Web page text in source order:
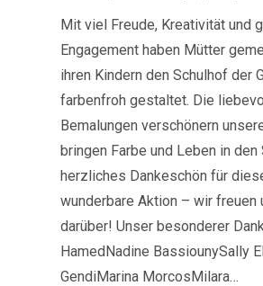
Mit viel Freude, Kreativität und
Engagement haben Mütter
ihren Kindern den Schulhof der
farbenfroh gestaltet. Die
Bemalungen verschönern
bringen Farbe und Leben in den
herzliches Dankeschön für
wunderbare Aktion – wir freuen
darüber! Unser besonderer
HamedNadine BassiounySally
GendiMarina MorcosMilara…